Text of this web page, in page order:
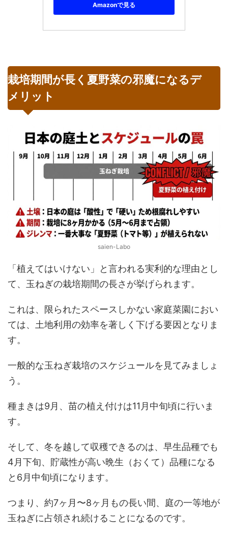
Amazonで見る
栽培期間が長く夏野菜の邪魔になるデ
メリット
saien-Labo
「植えてはいけない」と言われる実利的な理由とし
て、玉ねぎの栽培期間の長さが挙げられます。
これは、限られたスペースしかない家庭菜園におい
ては、土地利用の効率を著しく下げる要因となりま
す。
一般的な玉ねぎ栽培のスケジュールを見てみましょ
う。
種まきは9月、苗の植え付けは11月中旬頃に行いま
す。
そして、冬を越して収穫できるのは、早生品種でも
4月下旬、貯蔵性が高い晩生（おくて）品種になる
と6月中旬頃になります。
つまり、約7ヶ月〜8ヶ月もの長い間、庭の一等地が
玉ねぎに占領され続けることになるのです。